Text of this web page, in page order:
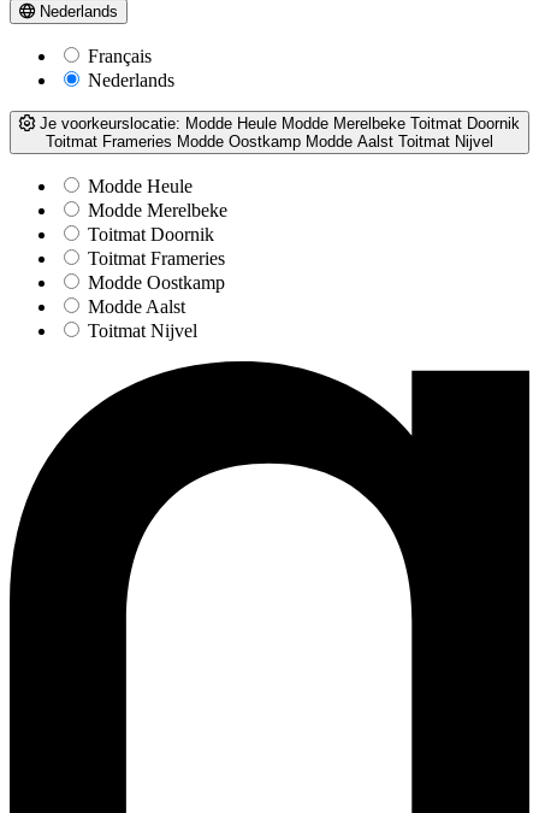
Nederlands
Français
Nederlands
Je voorkeurslocatie: Modde Heule Modde Merelbeke Toitmat Doornik
Toitmat Frameries Modde Oostkamp Modde Aalst Toitmat Nijvel
Modde Heule
Modde Merelbeke
Toitmat Doornik
Toitmat Frameries
Modde Oostkamp
Modde Aalst
Toitmat Nijvel